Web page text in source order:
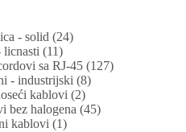
- solid (24)
licnasti (11)
sa RJ-45 (127)
- industrijski (8)
kablovi (2)
bez halogena (45)
kablovi (1)